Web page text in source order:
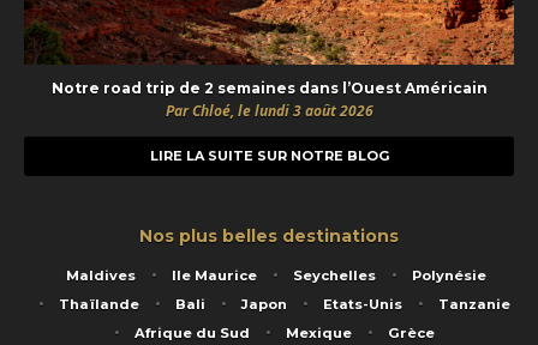
Notre road trip de 2 semaines dans l’Ouest Américain
Par Chloé, le lundi 3 août 2026
LIRE LA SUITE SUR NOTRE BLOG
Nos plus belles destinations
Maldives Ile Maurice Seychelles
Polynésie
Thaïlande
Bali Japon Etats-Unis
Tanzanie
Afrique du Sud
Mexique Grèce